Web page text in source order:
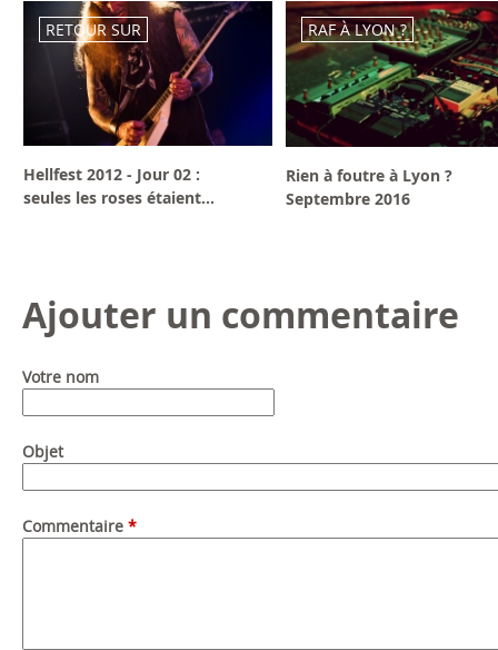
RETOUR SUR
Hellfest 2012 - Jour 02 :
seules les roses étaient...
RAF À LYON ?
Rien à foutre à Lyon ?
Septembre 2016
Ajouter un commentaire
Votre nom
Objet
Commentaire *